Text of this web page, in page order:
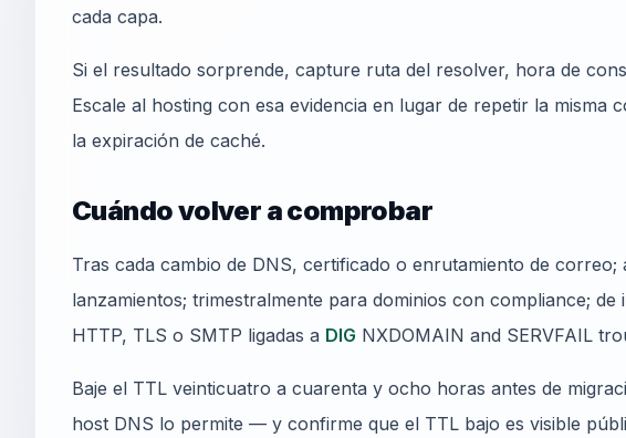
cada capa.
Si el resultado sorprende, capture ruta del resolver, hora de
Escale al hosting con esa evidencia en lugar de repetir la misma
la expiración de caché.
Cuándo volver a comprobar
Tras cada cambio de DNS, certificado o enrutamiento de correo;
lanzamientos; trimestralmente para dominios con compliance; de
HTTP, TLS o SMTP ligadas a DIG NXDOMAIN and SERVFAIL
Baje el TTL veinticuatro a cuarenta y ocho horas antes de
host DNS lo permite — y confirme que el TTL bajo es visible